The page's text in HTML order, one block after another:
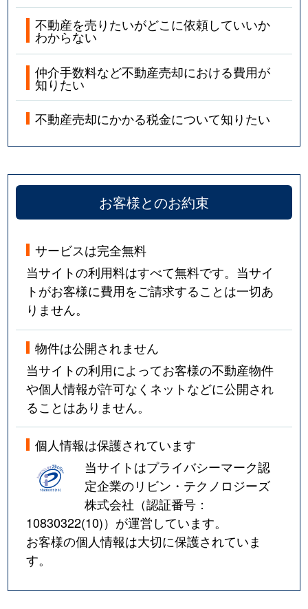
不動産を売りたいがどこに依頼していいか
わからない
仲介手数料など不動産売却における費用が
知りたい
不動産売却にかかる税金について知りたい
お客様とのお約束
サービスは完全無料
当サイトの利用料はすべて無料です。当サイ
トがお客様に費用をご請求することは一切あ
りません。
物件は公開されません
当サイトの利用によってお客様の不動産物件
や個人情報が許可なくネットなどに公開され
ることはありません。
個人情報は保護されています
当サイトはプライバシーマーク認
定企業のリビン・テクノロジーズ
株式会社（認証番号：
10830322(10)）が運営しています。
お客様の個人情報は大切に保護されていま
す。